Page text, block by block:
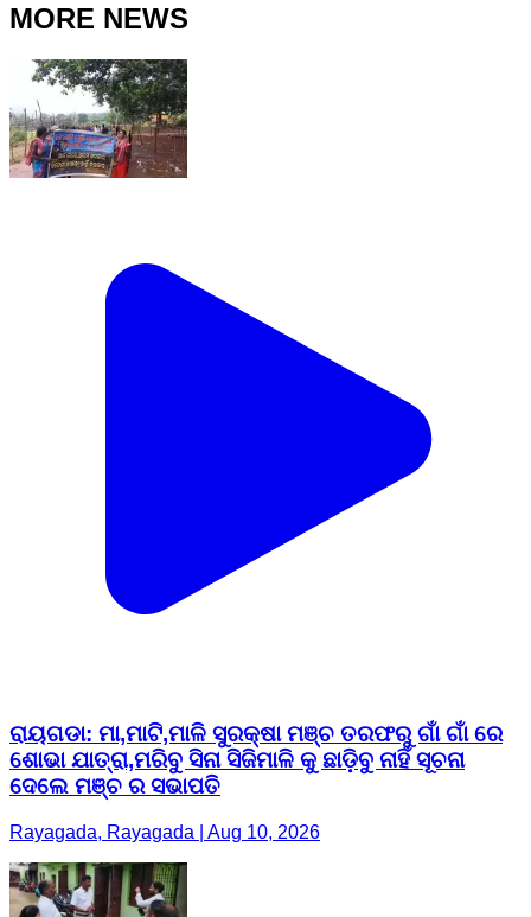
MORE NEWS
ରାୟଗଡା: ମା,ମାଟି,ମାଳି ସୁରକ୍ଷା ମଞ୍ଚ ତରଫରୁ ଗାଁ ଗାଁ ରେ
ଶୋଭା ଯାତ୍ରା,ମରିବୁ ସିନା ସିଜିମାଳି କୁ ଛାଡ଼ିବୁ ନାହିଁ ସୂଚନା
ଦେଲେ ମଞ୍ଚ ର ସଭାପତି
Rayagada, Rayagada | Aug 10, 2026